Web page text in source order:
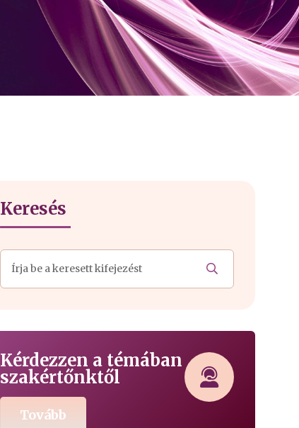
Keresés
Kérdezzen a témában
szakértőnktől
Tovább